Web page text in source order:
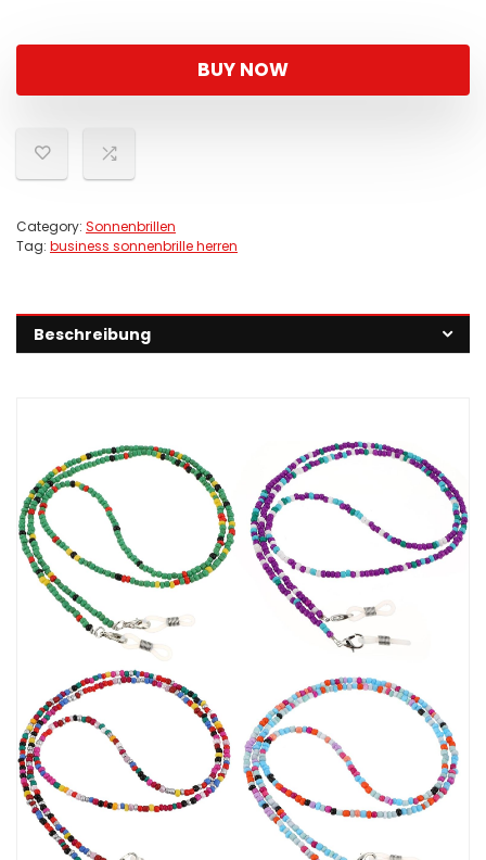
BUY NOW
Category: Sonnenbrillen
Tag: business sonnenbrille herren
Beschreibung